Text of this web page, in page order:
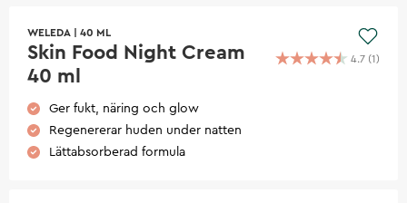
WELEDA 40 ML
Skin Food Night Cream
40 ml
4.7 (1)
Ger fukt, näring och glow
Regenererar huden under natten
Lättabsorberad formula